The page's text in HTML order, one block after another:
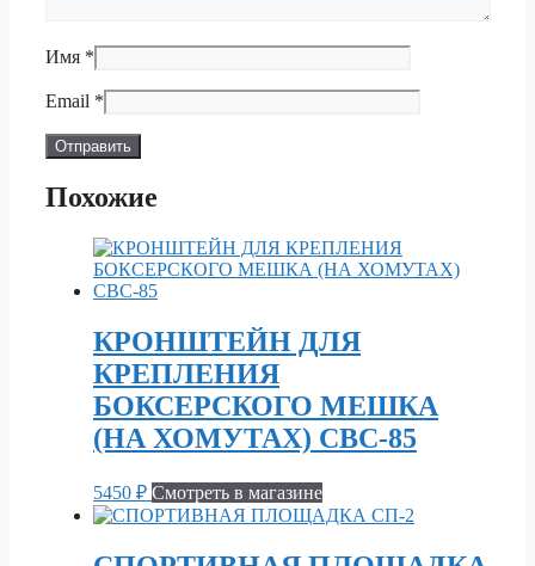
Имя *
Email *
Похожие
КРОНШТЕЙН ДЛЯ
КРЕПЛЕНИЯ
БОКСЕРСКОГО МЕШКА
(НА ХОМУТАХ) СВС-85
5450 ₽ Смотреть в магазине